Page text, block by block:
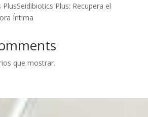
Plus: Recupera el
Íntima
que mostrar.